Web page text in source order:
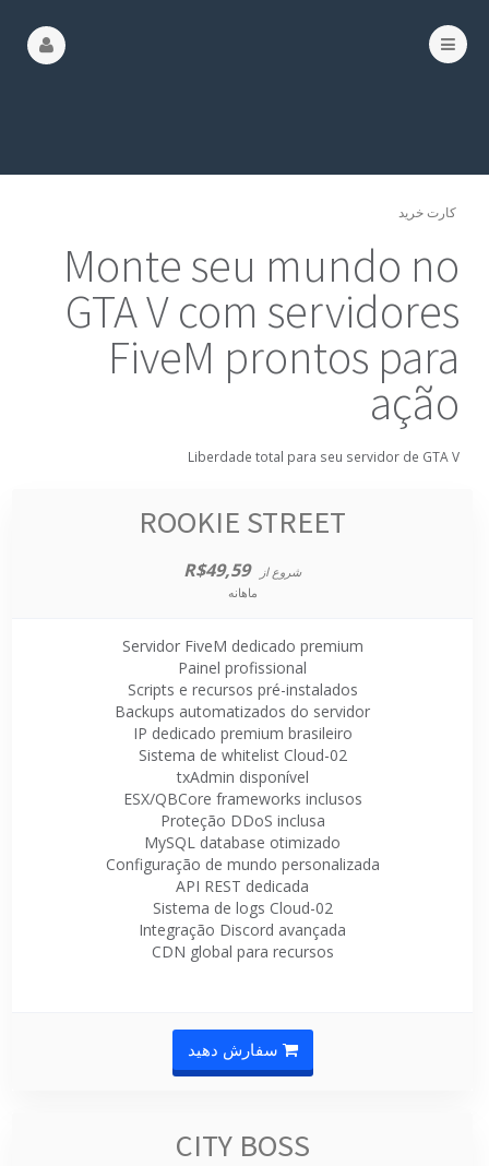
کارت خرید
Monte seu mundo no
GTA V com servidores
FiveM prontos para
ação
Liberdade total para seu servidor de GTA V
ROOKIE STREET
شروع از R$49,59
ماهانه
Servidor FiveM dedicado premium
Painel profissional
Scripts e recursos pré-instalados
Backups automatizados do servidor
IP dedicado premium brasileiro
Sistema de whitelist Cloud-02
txAdmin disponível
ESX/QBCore frameworks inclusos
Proteção DDoS inclusa
MySQL database otimizado
Configuração de mundo personalizada
API REST dedicada
Sistema de logs Cloud-02
Integração Discord avançada
CDN global para recursos
سفارش دهید
CITY BOSS